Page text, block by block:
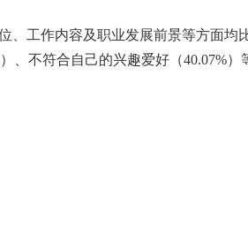
工作内容及职业发展前景等方面均
）、不符合自己的兴趣爱好（40.07%）